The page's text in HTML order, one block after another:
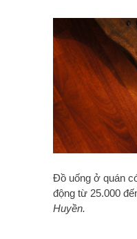
Đồ uống ở quán
động từ 25.000
Huyền.